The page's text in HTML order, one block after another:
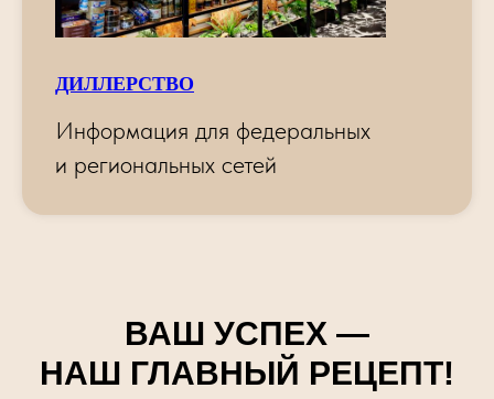
ДИЛЛЕРСТВО
Информация для федеральных
и региональных сетей
ВАШ УСПЕХ —
НАШ ГЛАВНЫЙ РЕЦЕПТ!